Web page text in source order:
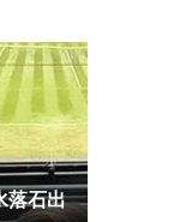
落石出